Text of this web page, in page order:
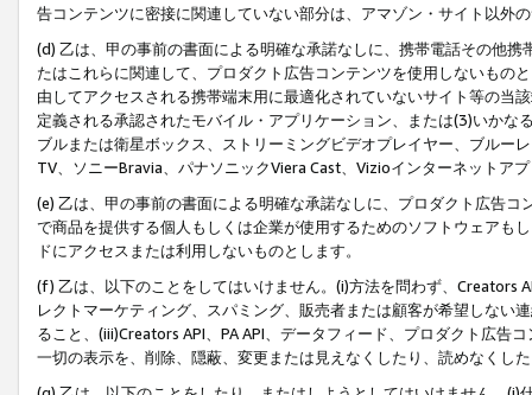
告コンテンツに密接に関連していない部分は、アマゾン・サイト以外
(d) 乙は、甲の事前の書面による明確な承諾なしに、携帯電話その他
たはこれらに関連して、プロダクト広告コンテンツを使用しないもの
由してアクセスされる携帯端末用に最適化されていないサイト等の当
定義される承認されたモバイル・アプリケーション、または(3)いか
ブルまたは衛星ボックス、ストリーミングビデオプレイヤー、ブルー
TV、ソニーBravia、パナソニックViera Cast、Vizioインターネットア
(e) 乙は、甲の事前の書面による明確な承諾なしに、プロダクト広告
で商品を提供する個人もしくは企業が使用するためのソフトウェアも
ドにアクセスまたは利用しないものとします。
(f) 乙は、以下のことをしてはいけません。(i)方法を問わず、Creators
レクトマーケティング、スパミング、販売者または顧客が希望しない
ること、(iii)Creators API、PA API、データフィード、プロダクト広告
一切の表示を、削除、隠蔽、変更または見えなくしたり、読めなくし